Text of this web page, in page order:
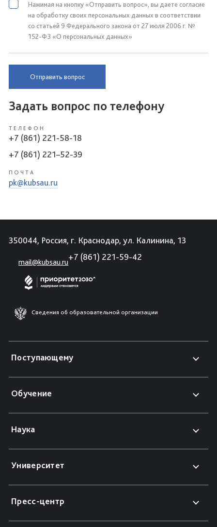
Нажимая на кнопку «Отправить вопрос», вы даете согласие
на обработку своих персональных данных в соответствии
со статьей 9 Федерального закона от 27 июля 2006 г. №
152-ФЗ «О персональных данных»
Отправить вопрос
Задать вопрос по телефону
ТЕЛЕФОН
+7 (861) 221-58-18
+7 (861) 221–52-39
ПОЧТА
pk@kubsau.ru
350044, Россия, г. Краснодар, ул. Калинина, 13
mail@kubsau.ru
+7 (861) 221-59-42
Сведения об образовательной организации
Поступающему
Обучение
Наука
Университет
Пресс-центр